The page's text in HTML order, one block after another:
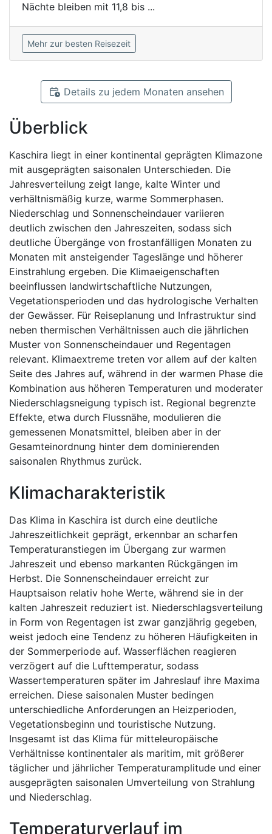
Nächte bleiben mit 11,8 bis ...
Mehr zur besten Reisezeit
Details zu jedem Monaten ansehen
Überblick
Kaschira liegt in einer kontinental geprägten Klimazone
mit ausgeprägten saisonalen Unterschieden. Die
Jahresverteilung zeigt lange, kalte Winter und
verhältnismäßig kurze, warme Sommerphasen.
Niederschlag und Sonnenscheindauer variieren
deutlich zwischen den Jahreszeiten, sodass sich
deutliche Übergänge von frostanfälligen Monaten zu
Monaten mit ansteigender Tageslänge und höherer
Einstrahlung ergeben. Die Klimaeigenschaften
beeinflussen landwirtschaftliche Nutzungen,
Vegetationsperioden und das hydrologische Verhalten
der Gewässer. Für Reiseplanung und Infrastruktur sind
neben thermischen Verhältnissen auch die jährlichen
Muster von Sonnenscheindauer und Regentagen
relevant. Klimaextreme treten vor allem auf der kalten
Seite des Jahres auf, während in der warmen Phase die
Kombination aus höheren Temperaturen und moderater
Niederschlagsneigung typisch ist. Regional begrenzte
Effekte, etwa durch Flussnähe, modulieren die
gemessenen Monatsmittel, bleiben aber in der
Gesamteinordnung hinter dem dominierenden
saisonalen Rhythmus zurück.
Klimacharakteristik
Das Klima in Kaschira ist durch eine deutliche
Jahreszeitlichkeit geprägt, erkennbar an scharfen
Temperaturanstiegen im Übergang zur warmen
Jahreszeit und ebenso markanten Rückgängen im
Herbst. Die Sonnenscheindauer erreicht zur
Hauptsaison relativ hohe Werte, während sie in der
kalten Jahreszeit reduziert ist. Niederschlagsverteilung
in Form von Regentagen ist zwar ganzjährig gegeben,
weist jedoch eine Tendenz zu höheren Häufigkeiten in
der Sommerperiode auf. Wasserflächen reagieren
verzögert auf die Lufttemperatur, sodass
Wassertemperaturen später im Jahreslauf ihre Maxima
erreichen. Diese saisonalen Muster bedingen
unterschiedliche Anforderungen an Heizperioden,
Vegetationsbeginn und touristische Nutzung.
Insgesamt ist das Klima für mitteleuropäische
Verhältnisse kontinentaler als maritim, mit größerer
täglicher und jährlicher Temperaturamplitude und einer
ausgeprägten saisonalen Umverteilung von Strahlung
und Niederschlag.
Temperaturverlauf im